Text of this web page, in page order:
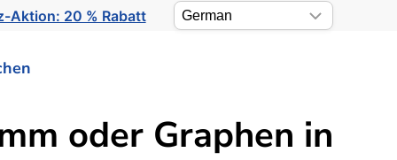
Aktion: 20 % Rabatt
oder Graphen in